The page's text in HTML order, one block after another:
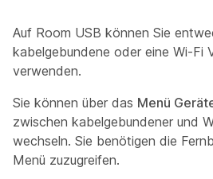
Auf Room USB können Sie
kabelgebundene oder eine Wi-Fi
verwenden.
Sie können über das Menü
zwischen kabelgebundener und
wechseln. Sie benötigen die
Menü zuzugreifen.